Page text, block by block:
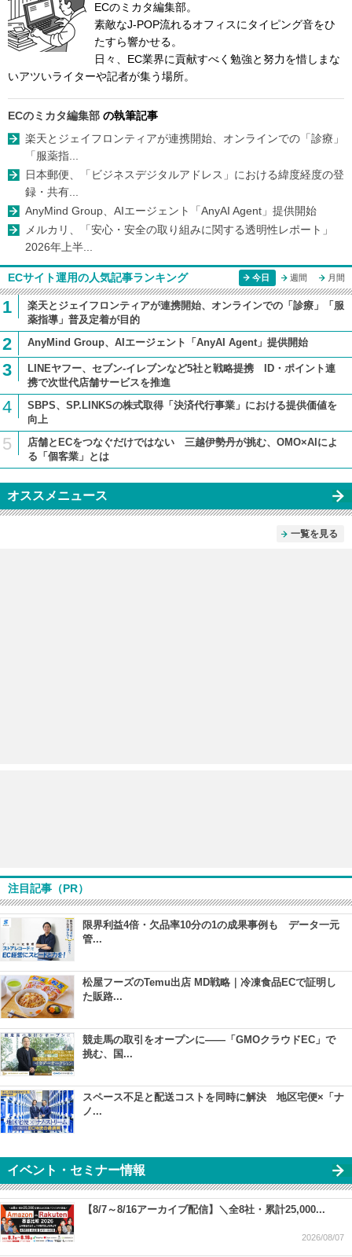
ECのミカタ編集部。
素敵なJ-POP流れるオフィスにタイピング音をひ
たすら響かせる。
日々、EC業界に貢献すべく勉強と努力を惜しまな
いアツいライターや記者が集う場所。
ECのミカタ編集部 の執筆記事
楽天とジェイフロンティアが連携開始、オンラインでの「診療」
「服薬指...
日本郵便、「ビジネスデジタルアドレス」における緯度経度の登
録・共有...
AnyMind Group、AIエージェント「AnyAI Agent」提供開始
メルカリ、「安心・安全の取り組みに関する透明性レポート」
2026年上半...
ECサイト運用の人気記事ランキング 今日 週間 月間
1
楽天とジェイフロンティアが連携開始、オンラインでの「診療」「服
薬指導」普及定着が目的
2 AnyMind Group、AIエージェント「AnyAI Agent」提供開始
3
LINEヤフー、セブン-イレブンなど5社と戦略提携 ID・ポイント連
携で次世代店舗サービスを推進
4
SBPS、SP.LINKSの株式取得「決済代行事業」における提供価値を
向上
5
店舗とECをつなぐだけではない 三越伊勢丹が挑む、OMO×AIによ
る「個客業」とは
オススメニュース
一覧を見る
注目記事（PR）
限界利益4倍・欠品率10分の1の成果事例も データ一元
管...
松屋フーズのTemu出店 MD戦略｜冷凍食品ECで証明し
た販路...
競走馬の取引をオープンに――「GMOクラウドEC」で
挑む、国...
スペース不足と配送コストを同時に解決 地区宅便×「ナ
ノ...
イベント・セミナー情報
【8/7～8/16アーカイブ配信】＼全8社・累計25,000...
2026/08/07